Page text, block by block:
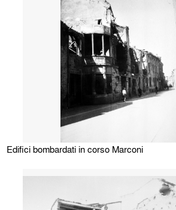
Edifici bombardati in corso Marconi